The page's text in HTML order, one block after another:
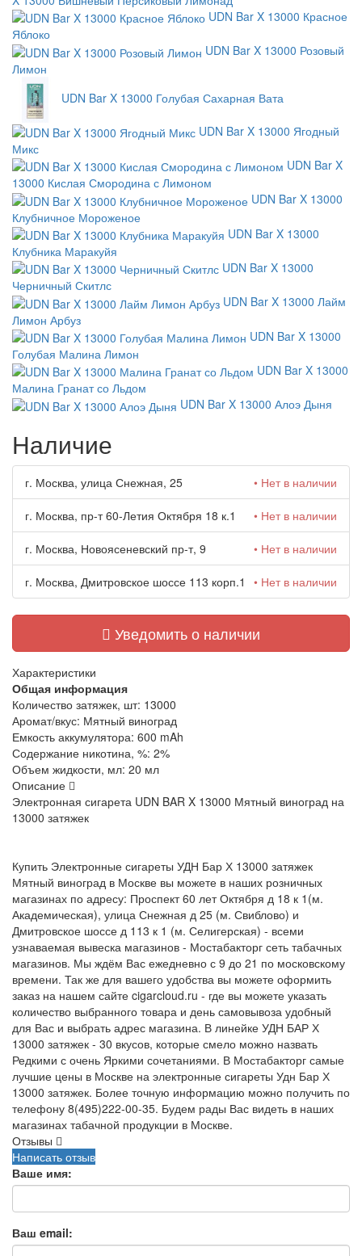
UDN Bar X 13000 Красное
Яблоко
UDN Bar X 13000 Розовый
Лимон
UDN Bar X 13000 Голубая Сахарная Вата
UDN Bar X 13000 Ягодный
Микс
UDN Bar X
13000 Кислая Смородина с Лимоном
UDN Bar X 13000
Клубничное Мороженое
UDN Bar X 13000
Клубника Маракуйя
UDN Bar X 13000
Черничный Скитлс
UDN Bar X 13000 Лайм
Лимон Арбуз
UDN Bar X 13000
Голубая Малина Лимон
UDN Bar X 13000
Малина Гранат со Льдом
UDN Bar X 13000 Алоэ Дыня
Наличие
г. Москва, улица Снежная, 25 • Нет в наличии
г. Москва, пр-т 60-Летия Октября 18 к.1 • Нет в наличии
г. Москва, Новоясеневский пр-т, 9 • Нет в наличии
г. Москва, Дмитровское шоссе 113 корп.1 • Нет в наличии
Уведомить о наличии
Характеристики
Общая информация
Количество затяжек, шт: 13000
Аромат/вкус: Мятный виноград
Емкость аккумулятора: 600 mAh
Содержание никотина, %: 2%
Объем жидкости, мл: 20 мл
Описание
Электронная сигарета UDN BAR X 13000 Мятный виноград на
13000 затяжек
Купить Электронные сигареты УДН Бар Х 13000 затяжек
Мятный виноград в Москве вы можете в наших розничных
магазинах по адресу: Проспект 60 лет Октября д 18 к 1(м.
Академическая), улица Снежная д 25 (м. Свиблово) и
Дмитровское шоссе д 113 к 1 (м. Селигерская) - всеми
узнаваемая вывеска магазинов - Мостабакторг сеть табачных
магазинов. Мы ждём Вас ежедневно с 9 до 21 по московскому
времени. Так же для вашего удобства вы можете оформить
заказ на нашем сайте cigarcloud.ru - где вы можете указать
количество выбранного товара и день самовывоза удобный
для Вас и выбрать адрес магазина. В линейке УДН БАР Х
13000 затяжек - 30 вкусов, которые смело можно назвать
Редкими с очень Яркими сочетаниями. В Мостабакторг самые
лучшие цены в Москве на электронные сигареты Удн Бар Х
13000 затяжек. Более точную информацию можно получить по
телефону 8(495)222-00-35. Будем рады Вас видеть в наших
магазинах табачной продукции в Москве.
Отзывы
Написать отзыв
Ваше имя:
Ваш email: